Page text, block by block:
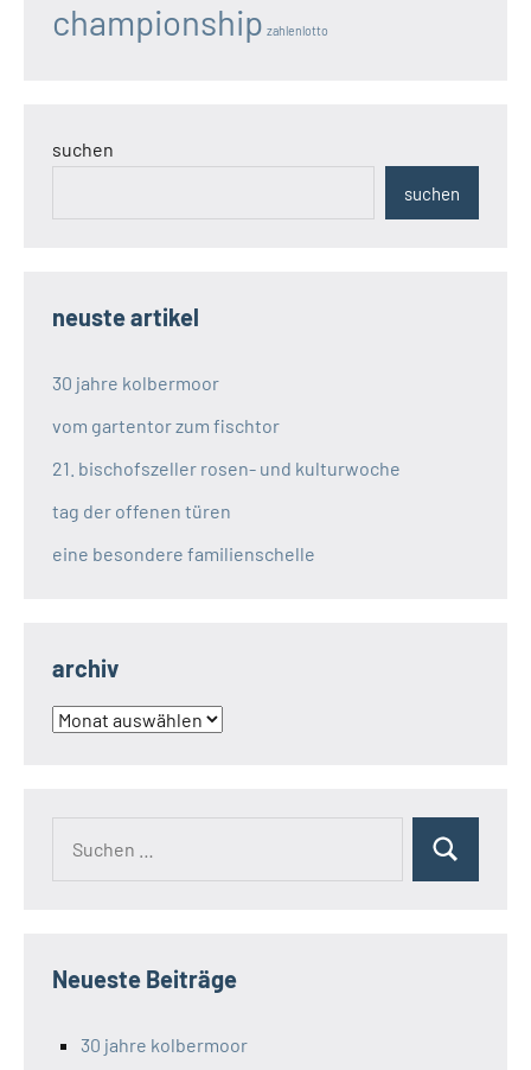
championship zahlenlotto
suchen
suchen
neuste artikel
30 jahre kolbermoor
vom gartentor zum fischtor
21. bischofszeller rosen- und kulturwoche
tag der offenen türen
eine besondere familienschelle
archiv
archiv
Suchen
Neueste Beiträge
30 jahre kolbermoor